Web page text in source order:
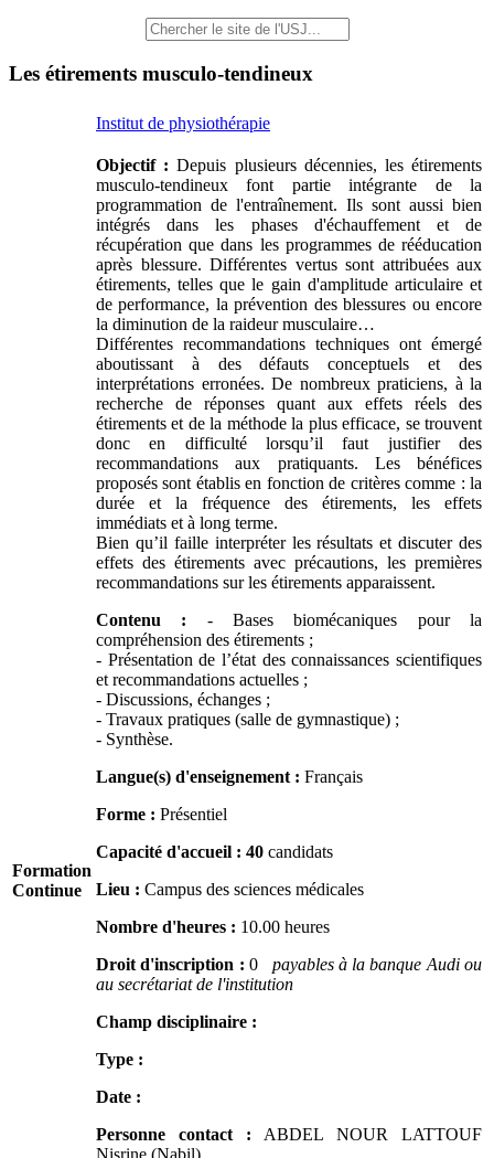
Les étirements musculo-tendineux
Institut de physiothérapie
Formation
Continue
Objectif :Depuis plusieurs décennies, les étirements
musculo-tendineux font partie intégrante de la
programmation de l'entraînement. Ils sont aussi bien
intégrés dans les phases d'échauffement et de
récupération que dans les programmes de rééducation
après blessure. Différentes vertus sont attribuées aux
étirements, telles que le gain d'amplitude articulaire et
de performance, la prévention des blessures ou encore
la diminution de la raideur musculaire…
Différentes recommandations techniques ont émergé
aboutissant à des défauts conceptuels et des
interprétations erronées. De nombreux praticiens, à la
recherche de réponses quant aux effets réels des
étirements et de la méthode la plus efficace, se trouvent
donc en difficulté lorsqu’il faut justifier des
recommandations aux pratiquants. Les bénéfices
proposés sont établis en fonction de critères comme : la
durée et la fréquence des étirements, les effets
immédiats et à long terme.
Bien qu’il faille interpréter les résultats et discuter des
effets des étirements avec précautions, les premières
recommandations sur les étirements apparaissent.
Contenu : - Bases biomécaniques pour la
compréhension des étirements ;
- Présentation de l’état des connaissances scientifiques
et recommandations actuelles ;
- Discussions, échanges ;
- Travaux pratiques (salle de gymnastique) ;
- Synthèse.
Langue(s) d'enseignement : Français
Forme : Présentiel
Capacité d'accueil : 40 candidats
Lieu : Campus des sciences médicales
Nombre d'heures : 10.00 heures
Droit d'inscription : 0 payables à la banque Audi ou
au secrétariat de l'institution
Champ disciplinaire :
Type :
Date :
Personne contact :ABDEL NOUR LATTOUF